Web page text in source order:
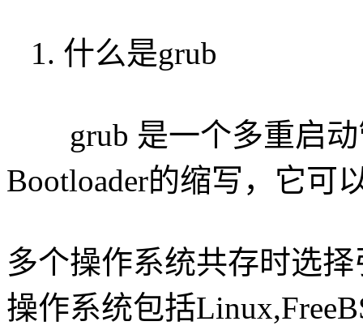
1. 什么是grub
grub 是一个多重启动
Bootloader的缩写，它可
多个操作系统共存时选
操作系统包括